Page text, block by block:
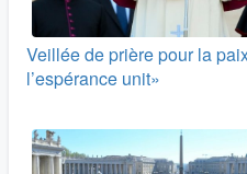
Veillée de prière pour la
l’espérance unit»